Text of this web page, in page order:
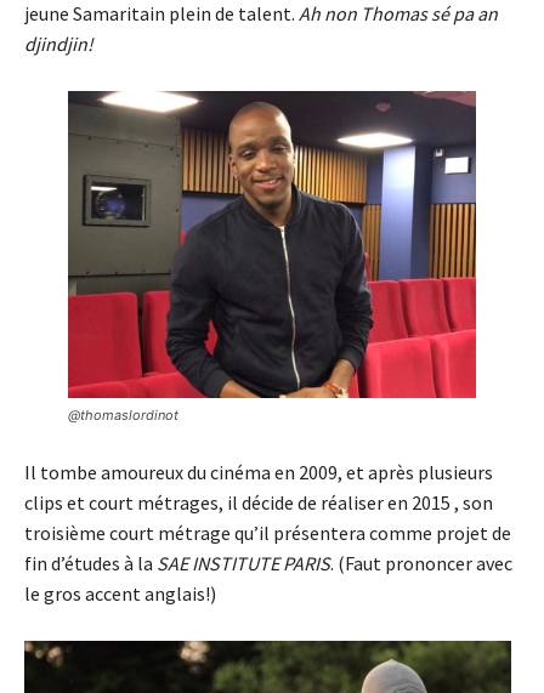
jeune Samaritain plein de talent. Ah non Thomas sé pa an
djindjin!
@thomaslordinot
Il tombe amoureux du cinéma en 2009, et après plusieurs
clips et court métrages, il décide de réaliser en 2015 , son
troisième court métrage qu’il présentera comme projet de
fin d’études à la SAE INSTITUTE PARIS. (Faut prononcer avec
le gros accent anglais!)